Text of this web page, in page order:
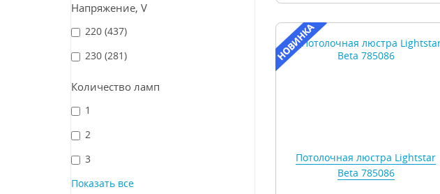
Напряжение, V
220 (437)
230 (281)
Количество ламп
1
2
3
Показать все
Потолочная люстра Lightstar
Beta 785086